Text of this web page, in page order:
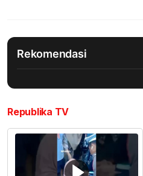
Rekomendasi
Republika TV